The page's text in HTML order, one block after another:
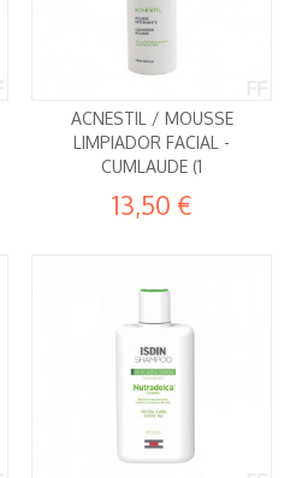
ACNESTIL / MOUSSE
LIMPIADOR FACIAL -
CUMLAUDE (1
13,50 €